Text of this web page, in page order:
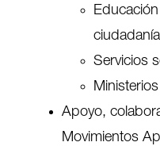
ciudadanía
Servicios
Apoyo,
Movimientos